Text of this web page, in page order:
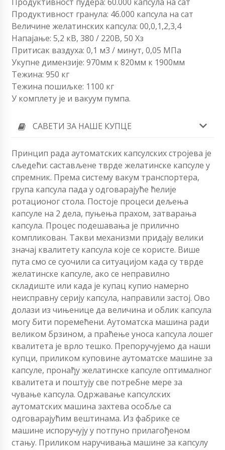
Продуктивност гранула: 46.000 капсула на сат
Величине желатинских капсула: 00,0,1,2,3,4
Напајање: 5,2 кВ, 380 / 220В, 50 Хз
Притисак ваздуха: 0,1 м3 / минут, 0,05 МПа
Укупне димензије: 970мм к 820мм к 1900мм
Тежина: 950 кг
Тежина пошиљке: 1100 кг
У комплету је и вакуум пумпа.
САВЕТИ ЗА НАШЕ КУПЦЕ
Принцип рада аутоматских капсулских стројева је
сљедећи: састављене тврде желатинске капсуле у
спремник. Према систему вакум транспортера,
група капсула пада у одговарајуће ћелије
ротационог стола. Постоје процеси дељења
капсуле на 2 дела, пуњења прахом, затварања
капсула. Процес подешавања је прилично
компликован. Такви механизми придају велики
значај квалитету капсула које се користе. Више
пута смо се суочили са ситуацијом када су тврде
желатинске капсуле, ако се неправилно
складиште или када је купац купио намерно
неисправну серију капсула, направили застој. Ово
долази из чињенице да величина и облик капсула
могу бити поремећени. Аутоматска машина ради
великом брзином, а праћење уноса капсула лошег
квалитета је врло тешко. Препоручујемо да наши
купци, приликом куповине аутоматске машине за
капсуле, пронађу желатинске капсуле оптималног
квалитета и поштују све потребне мере за
чување капсула. Одржавање капсулских
аутоматских машина захтева особље са
одговарајућим вештинама. Из фабрике се
машине испоручују у потпуно прилагођеном
стању. Приликом наручивања машине за капсулу